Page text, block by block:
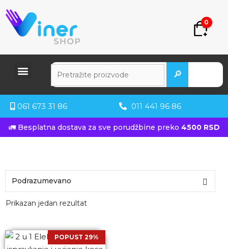
0
🔎
061 673 31 86 011 441 96 86
🚛 Besplatna dostava za sve porudžbine preko 4500 RSD
Prikazan jedan rezultat
POPUST 29%